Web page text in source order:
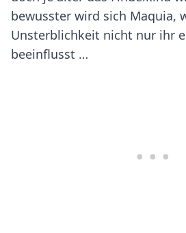
bewusster wird sich Maquia,
Unsterblichkeit nicht nur ihr
beeinflusst …